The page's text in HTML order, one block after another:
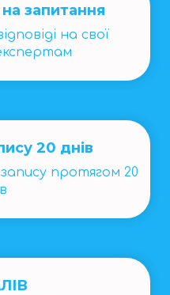
запитання
на свої
20 днів
протягом 20